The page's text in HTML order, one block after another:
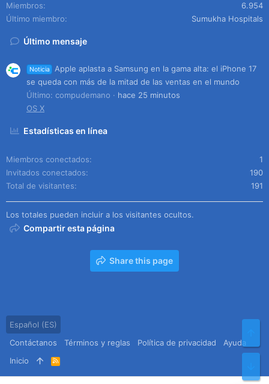
Miembros
6.954
Último miembro
Sumukha Hospitals
Último mensaje
Noticia
Apple aplasta a Samsung en la gama alta: el iPhone 17
se queda con más de la mitad de las ventas en el mundo
Último: compudemano
hace 25 minutos
OS X
Estadísticas en línea
Miembros conectados
1
Invitados conectados
190
Total de visitantes
191
Los totales pueden incluir a los visitantes ocultos.
Compartir esta página
Share this page
Español (ES)
Contáctanos
Términos y reglas Política de privacidad
Ayuda
Inicio
R
S
S